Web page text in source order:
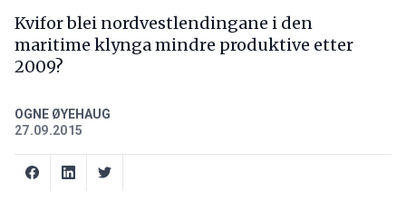
Kvifor blei nordvestlendingane i den
maritime klynga mindre produktive etter
2009?
OGNE ØYEHAUG
27.09.2015